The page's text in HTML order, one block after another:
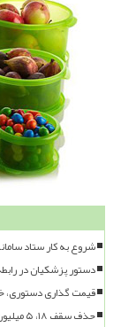
شروع به کار ستاد
دستور پزشکیان در رابطه با طلب ۴ میلیارد یورویی تامین
قیمت گذاری دستوری،
حذف سقف ۱۸، ۵ میلیون دلاری استانی برای واردات کالاهای اساسی از مرزها